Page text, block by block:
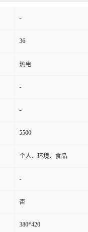
-
36
热电
-
-
5500
个人、环境、食品
-
否
380*420